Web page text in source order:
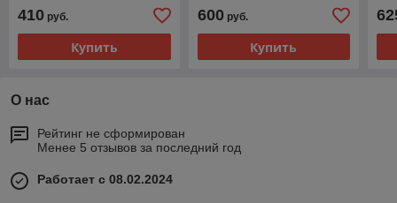
410 руб.
Купить
600руб.
Купить
О нас
Рейтинг не сформирован
Менее 5 отзывов за последний год
Работает с 08.02.2024